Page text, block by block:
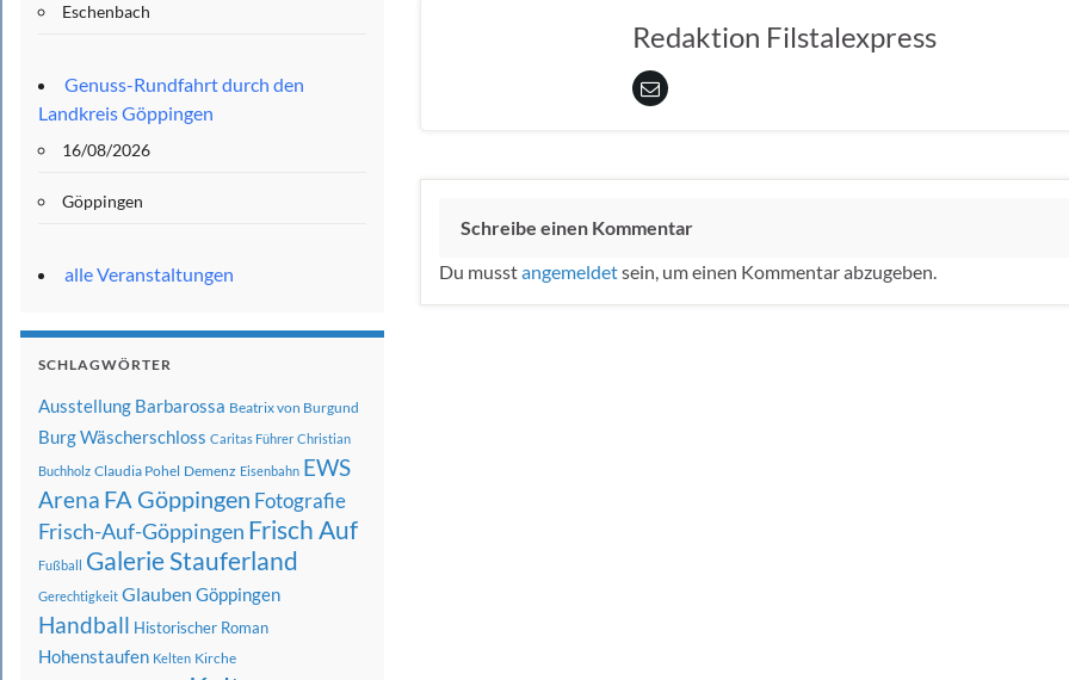
Redaktion Filstalexpress
Schreibe einen Kommentar
Du musstangemeldetsein, um einen Kommentar abzugeben.
Eschenbach
Genuss-Rundfahrt durch den
Landkreis Göppingen
16/08/2026
Göppingen
alle Veranstaltungen
SCHLAGWÖRTER
Ausstellung Barbarossa Beatrix von Burgund
Burg Wäscherschloss Caritas Führer Christian
Buchholz Claudia Pohel Demenz Eisenbahn EWS
Arena FA Göppingen Fotografie
Frisch-Auf-Göppingen Frisch Auf
Fußball Galerie Stauferland
Gerechtigkeit Glauben Göppingen
Handball Historischer Roman
Hohenstaufen Kelten Kirche